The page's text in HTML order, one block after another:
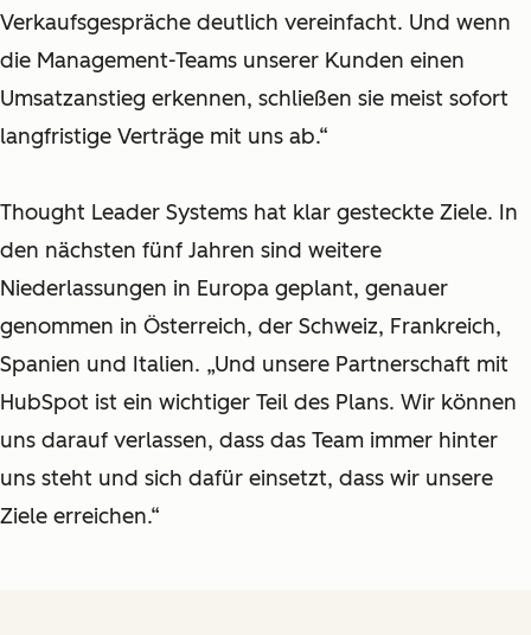
Verkaufsgespräche deutlich vereinfacht. Und wenn
die Management-Teams unserer Kunden einen
Umsatzanstieg erkennen, schließen sie meist sofort
langfristige Verträge mit uns ab.“
Thought Leader Systems hat klar gesteckte Ziele. In
den nächsten fünf Jahren sind weitere
Niederlassungen in Europa geplant, genauer
genommen in Österreich, der Schweiz, Frankreich,
Spanien und Italien. „Und unsere Partnerschaft mit
HubSpot ist ein wichtiger Teil des Plans. Wir können
uns darauf verlassen, dass das Team immer hinter
uns steht und sich dafür einsetzt, dass wir unsere
Ziele erreichen.“